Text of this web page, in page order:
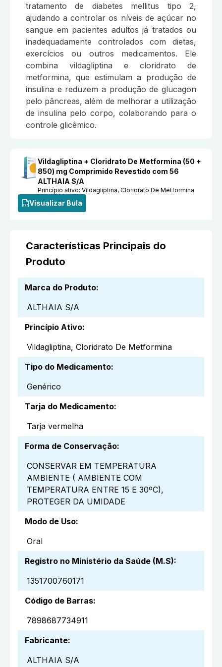
tratamento de diabetes mellitus tipo 2,
ajudando a controlar os níveis de açúcar no
sangue em pacientes adultos já tratados ou
inadequadamente controlados com dietas,
exercícios ou outros medicamentos. Ele
combina vildagliptina e cloridrato de
metformina, que estimulam a produção de
insulina e reduzem a produção de glucagon
pelo pâncreas, além de melhorar a utilização
de insulina pelo corpo, colaborando para o
controle glicêmico.
Vildagliptina + Cloridrato De Metformina (50 +
850) mg Comprimido Revestido com 56
ALTHAIA S/A
Princípio ativo:Vildagliptina, Cloridrato De Metformina
Visualizar Bula
Características Principais do
Produto
Marca do Produto:
ALTHAIA S/A
Princípio Ativo:
Vildagliptina, Cloridrato De Metformina
Tipo do Medicamento:
Genérico
Tarja do Medicamento:
Tarja vermelha
Forma de Conservação:
CONSERVAR EM TEMPERATURA
AMBIENTE ( AMBIENTE COM
TEMPERATURA ENTRE 15 E 30ºC),
PROTEGER DA UMIDADE
Modo de Uso:
Oral
Registro no Ministério da Saúde (M.S):
1351700760171
Código de Barras:
7898687734911
Fabricante:
ALTHAIA S/A